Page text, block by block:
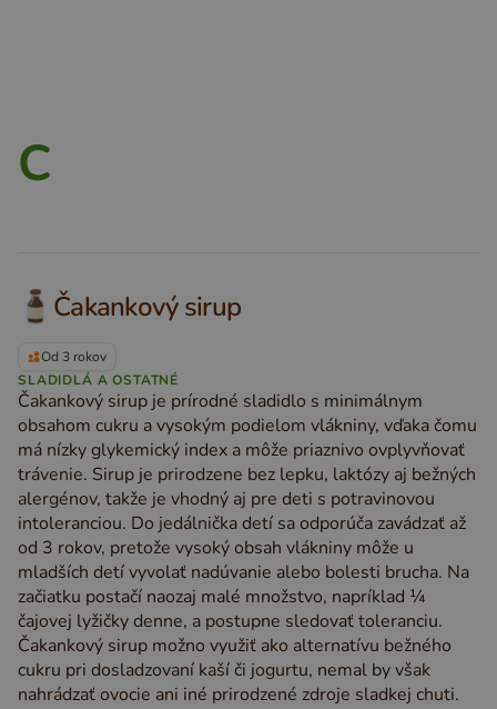
C
Čakankový sirup
Od 3 rokov
SLADIDLÁ A OSTATNÉ
Čakankový sirup je prírodné sladidlo s minimálnym
obsahom cukru a vysokým podielom vlákniny, vďaka čomu
má nízky glykemický index a môže priaznivo ovplyvňovať
trávenie. Sirup je prirodzene bez lepku, laktózy aj bežných
alergénov, takže je vhodný aj pre deti s potravinovou
intoleranciou. Do jedálnička detí sa odporúča zavádzať až
od 3 rokov, pretože vysoký obsah vlákniny môže u
mladších detí vyvolať nadúvanie alebo bolesti brucha. Na
začiatku postačí naozaj malé množstvo, napríklad ¼
čajovej lyžičky denne, a postupne sledovať toleranciu.
Čakankový sirup možno využiť ako alternatívu bežného
cukru pri dosladzovaní kaší či jogurtu, nemal by však
nahrádzať ovocie ani iné prirodzené zdroje sladkej chuti.